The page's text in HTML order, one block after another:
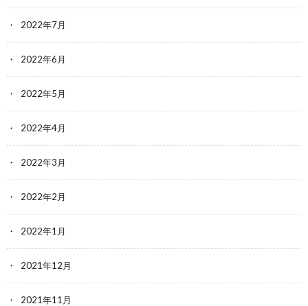
2022年7月
2022年6月
2022年5月
2022年4月
2022年3月
2022年2月
2022年1月
2021年12月
2021年11月